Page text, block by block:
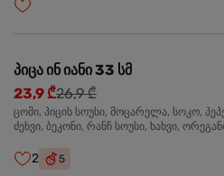
პიცა ინ იანი 33 სმ
23,9 ₾26,9 ₾
ცომი, პიცის სოუსი, მოცარელა, სოკო,
ძეხვი, ბეკონი, რანჩ სოუსი, ხახვი,
2 5